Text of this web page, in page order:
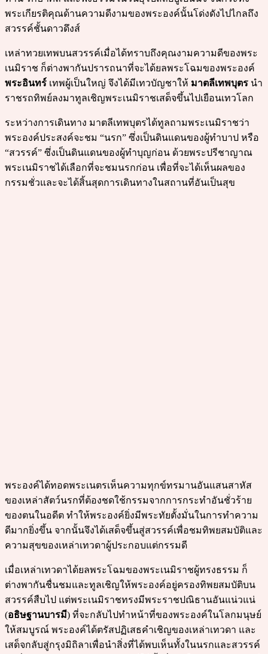
พระเกียรติคุณด้านความดีงามของพระองค์นั้นโด่งดังไปไกลถึง
สวรรค์ชั้นดาวดึงส์
เหล่าทวยเทพบนสวรรค์เมื่อได้ทราบถึงคุณงามความดีของพระ
เนมิราช ก็ต่างพากันปรารถนาที่จะได้ยลพระโฉมของพระองค์
พระอินทร์ เทพผู้เป็นใหญ่ จึงได้มีเทวบัญชาให้ มาตลีเทพบุตร นำ
ราชรถทิพย์ลงมาทูลเชิญพระเนมิราชเสด็จขึ้นไปเยือนเทวโลก
ระหว่างการเดินทาง มาตลีเทพบุตรได้ทูลถามพระเนมิราชว่า
พระองค์ประสงค์จะชม “นรก” ซึ่งเป็นดินแดนของผู้ทำบาป หรือ
“สวรรค์” ซึ่งเป็นดินแดนของผู้ทำบุญก่อน ด้วยพระปรีชาญาณ
พระเนมิราชได้เลือกที่จะชมนรกก่อน เพื่อที่จะได้เห็นผลของ
กรรมชั่วและจะได้สิ้นสุดการเดินทางในสถานที่อันเป็นสุข
พระองค์ได้ทอดพระเนตรเห็นความทุกข์ทรมานอันแสนสาหัส
ของเหล่าสัตว์นรกที่ต้องชดใช้กรรมจากการกระทำอันชั่วร้าย
ของตนในอดีต ทำให้พระองค์ยิ่งมีพระทัยตั้งมั่นในการทำความ
ดีมากยิ่งขึ้น จากนั้นจึงได้เสด็จขึ้นสู่สวรรค์เพื่อชมทิพยสมบัติและ
ความสุขของเหล่าเทวดาผู้ประกอบแต่กรรมดี
เมื่อเหล่าเทวดาได้ยลพระโฉมของพระเนมิราชผู้ทรงธรรม ก็
ต่างพากันชื่นชมและทูลเชิญให้พระองค์อยู่ครองทิพยสมบัติบน
สวรรค์สืบไป แต่พระเนมิราชทรงมีพระราชปณิธานอันแน่วแน่
(อธิษฐานบารมี) ที่จะกลับไปทำหน้าที่ของพระองค์ในโลกมนุษย์
ให้สมบูรณ์ พระองค์ได้ตรัสปฏิเสธคำเชิญของเหล่าเทวดา และ
เสด็จกลับสู่กรุงมิถิลาเพื่อนำสิ่งที่ได้พบเห็นทั้งในนรกและสวรรค์